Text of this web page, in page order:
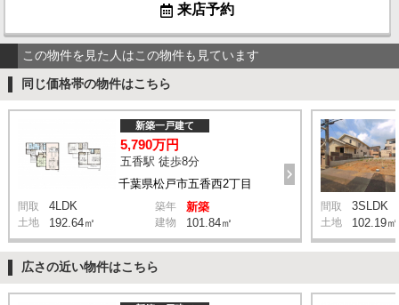
来店予約
この物件を見た人はこの物件も見ています
同じ価格帯の物件はこちら
千葉県松戸市五香西2丁目
新築一戸建て
5,790万円
五香駅 徒歩8分
間取 4LDK 築年 新築
土地 192.64㎡ 建物 101.84㎡
間取 3SLDK
土地 102.19㎡
広さの近い物件はこちら